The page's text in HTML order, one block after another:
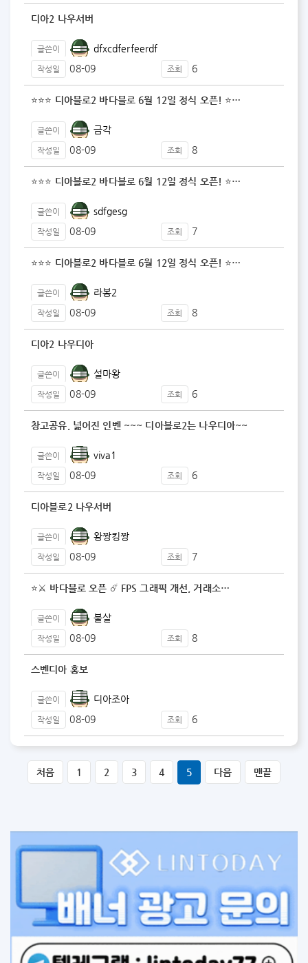
디아2 나우서버
글쓴이 dfxcdferfeerdf
작성일 08-09 조회 6
⭐⭐⭐ 디아블로2 바다블로 6월 12일 정식 오픈! ⭐…
글쓴이 금각
작성일 08-09 조회 8
⭐⭐⭐ 디아블로2 바다블로 6월 12일 정식 오픈! ⭐…
글쓴이 sdfgesg
작성일 08-09 조회 7
⭐⭐⭐ 디아블로2 바다블로 6월 12일 정식 오픈! ⭐…
글쓴이 라봉2
작성일 08-09 조회 8
디아2 나우디아
글쓴이 설마왕
작성일 08-09 조회 6
창고공유, 넓어진 인벤 ~~~ 디아블로2는 나우디아~~
글쓴이 viva1
작성일 08-09 조회 6
디아블로2 나우서버
글쓴이 왕짱킹짱
작성일 08-09 조회 7
⭐⚔️ 바다블로 오픈 ☄️ FPS 그래픽 개선, 거래소…
글쓴이 불살
작성일 08-09 조회 8
스벤디아 홍보
글쓴이 디아조아
작성일 08-09 조회 6
처음 1 2 3 4 5 다음 맨끝